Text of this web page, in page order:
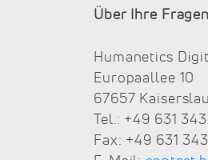
Über Ihre
Humanetics
Europaallee 10
67657
Tel.: +49 631
Fax: +49 631